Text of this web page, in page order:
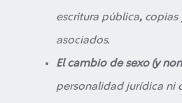
escritura pública, copias
asociados.
El cambio de sexo (y
personalidad jurídica ni